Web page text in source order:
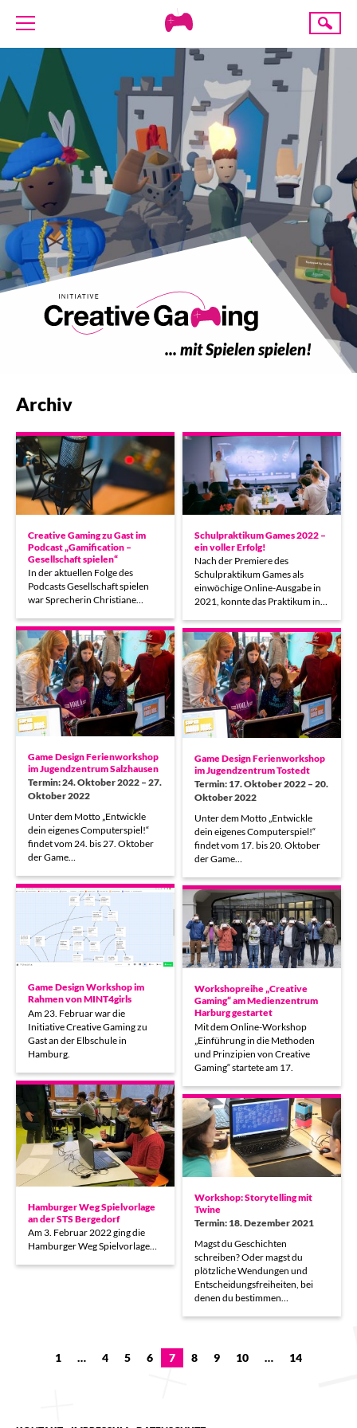
Creative
AKTUELLES
TERMINE
ANGEBOTE
PROJEKTE
PRESSE
SPENDE
Suche
... mit Spielen spielen!
Archiv
Creative Gaming zu Gast im
Podcast „Gamification –
Gesellschaft spielen“
In der aktuellen Folge des
Podcasts Gesellschaft spielen
war Sprecherin Christiane…
Schulpraktikum Games 2022 –
ein voller Erfolg!
Nach der Premiere des
Schulpraktikum Games als
einwöchige Online-Ausgabe in
2021, konnte das Praktikum in…
Game Design Ferienworkshop
im Jugendzentrum Salzhausen
Termin: 24. Oktober 2022 – 27.
Oktober 2022
Unter dem Motto „Entwickle
dein eigenes Computerspiel!“
findet vom 24. bis 27. Oktober
der Game…
Game Design Ferienworkshop
im Jugendzentrum Tostedt
Termin: 17. Oktober 2022 – 20.
Oktober 2022
Unter dem Motto „Entwickle
dein eigenes Computerspiel!“
findet vom 17. bis 20. Oktober
der Game…
Game Design Workshop im
Rahmen von MINT4girls
Am 23. Februar war die
Initiative Creative Gaming zu
Gast an der Elbschule in
Hamburg.
Workshopreihe „Creative
Gaming“ am Medienzentrum
Harburg gestartet
Mit dem Online-Workshop
„Einführung in die Methoden
und Prinzipien von Creative
Gaming“ startete am 17.
Hamburger Weg Spielvorlage
an der STS Bergedorf
Am 3. Februar 2022 ging die
Hamburger Weg Spielvorlage…
Workshop: Storytelling mit
Twine
Termin: 18. Dezember 2021
Magst du Geschichten
schreiben? Oder magst du
plötzliche Wendungen und
Entscheidungsfreiheiten, bei
denen du bestimmen…
1 … 4 5 6 7 8 9 10 … 14